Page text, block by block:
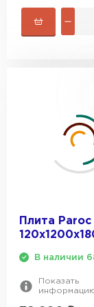
Плита Paroc
В наличии
Показать